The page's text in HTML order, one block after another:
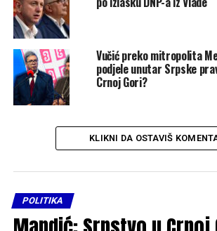
Vučić preko mitropolita
podjele unutar Srpske
Crnoj Gori?
KLIKNI DA OSTAVIŠ
POLITIKA